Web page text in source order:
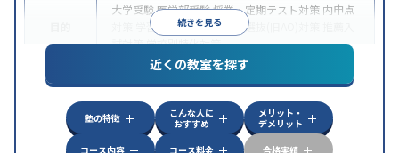
続きを見る
大学受験医学部受験授業・定期テスト対策 内申点
学習習慣の定着 総合型選抜(旧AO)対策
試対策学校別特化対策
特徴
中高一貫校生に対応授業の振替可能
学習にPC・タブレットを利用オンライン対応1
科目から受講可能
近くの教室を探す
塾の特徴
こんな人に
おすすめ
メリット・
デメリット
コース内容
コース料金 合格実績